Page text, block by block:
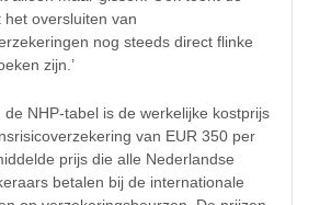
oversluiten van
nog steeds direct flinke
zijn.’
de NHP-tabel is de werkelijke kostprijs
van EUR 350 per
prijs die alle Nederlandse
betalen bij de internationale